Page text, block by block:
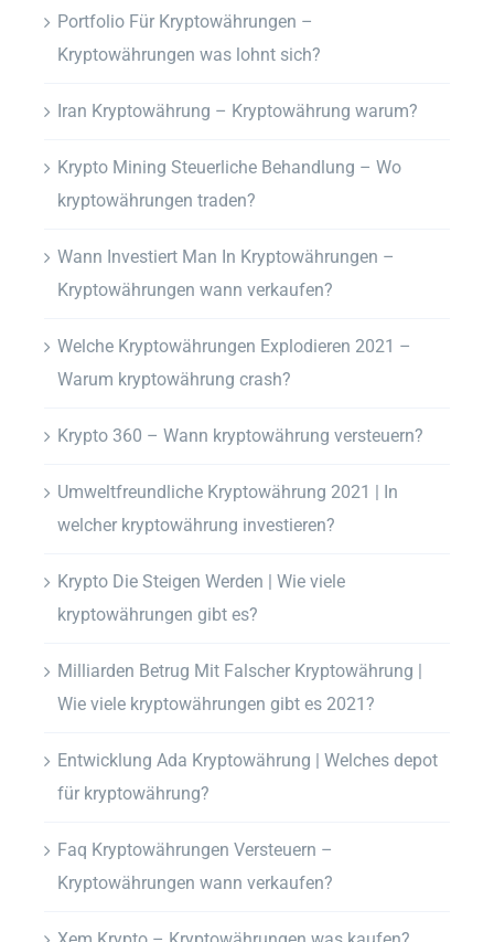
Portfolio Für Kryptowährungen –
Kryptowährungen was lohnt sich?
Iran Kryptowährung – Kryptowährung warum?
Krypto Mining Steuerliche Behandlung – Wo
kryptowährungen traden?
Wann Investiert Man In Kryptowährungen –
Kryptowährungen wann verkaufen?
Welche Kryptowährungen Explodieren 2021 –
Warum kryptowährung crash?
Krypto 360 – Wann kryptowährung versteuern?
Umweltfreundliche Kryptowährung 2021 | In
welcher kryptowährung investieren?
Krypto Die Steigen Werden | Wie viele
kryptowährungen gibt es?
Milliarden Betrug Mit Falscher Kryptowährung |
Wie viele kryptowährungen gibt es 2021?
Entwicklung Ada Kryptowährung | Welches depot
für kryptowährung?
Faq Kryptowährungen Versteuern –
Kryptowährungen wann verkaufen?